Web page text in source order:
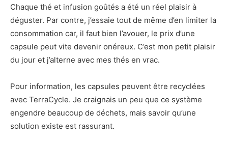
Chaque thé et infusion goûtés a été un réel plaisir à
déguster. Par contre, j’essaie tout de même d’en limiter la
consommation car, il faut bien l’avouer, le prix d’une
capsule peut vite devenir onéreux. C’est mon petit plaisir
du jour et j’alterne avec mes thés en vrac.
Pour information, les capsules peuvent être recyclées
avec TerraCycle. Je craignais un peu que ce système
engendre beaucoup de déchets, mais savoir qu’une
solution existe est rassurant.